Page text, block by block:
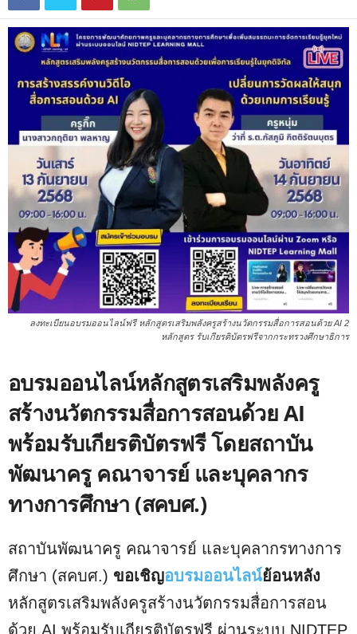
ลงทะเบียนอบรมออนไลน์ฟรี หลักสูตรเสริมพลังครูสร้างนวัตกรรมสื่อการสอนด้วย AI 2
หลักสูตร รับเกียรติบัตรฟรีจากกระทรวงศึกษาธิการ
อบรมออนไลน์หลักสูตรเสริมพลังครู
สร้างนวัตกรรมสื่อการสอนด้วย AI
พร้อมรับเกียรติบัตรฟรี โดยสถาบัน
พัฒนาครู คณาจารย์ และบุคลากร
ทางการศึกษา (สคบศ.)
สถาบันพัฒนาครู คณาจารย์ และบุคลากรทางการ
ศึกษา (สคบศ.) ขอเชิญอบรมออนไลน์ย้อนหลัง
หลักสูตรเสริมพลังครูสร้างนวัตกรรมสื่อการสอน
ด้วย AI พร้อมรับเกียรติบัตรฟรี ผ่านระบบ NIDTEP